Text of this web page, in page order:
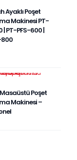
Ayaklı Poşet
Makinesi PT-
| PT-PFS-600 |
800
Poşet
Makinesi –